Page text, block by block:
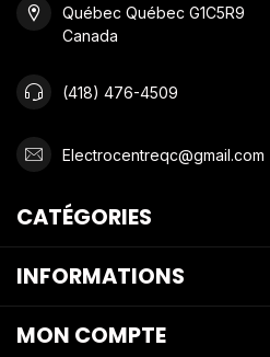
Québec Québec G1C5R9
Canada
(418) 476-4509
Electrocentreqc@gmail.com
CATÉGORIES
INFORMATIONS
MON COMPTE